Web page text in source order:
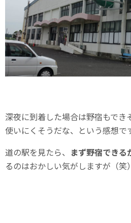
深夜に到着した場合は野宿もでき
使いにくそうだな、という感想で
道の駅を見たら、 まず野宿でき
るのはおかしい気がしますが（笑）